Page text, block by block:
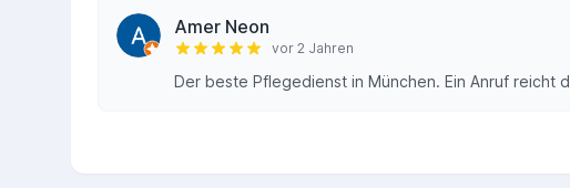
Amer Neon
vor 2 Jahren
Der beste Pflegedienst in München. Ein Anruf reicht